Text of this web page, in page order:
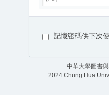
記憶密碼供下次
中華大學圖書
2024 Chung Hua